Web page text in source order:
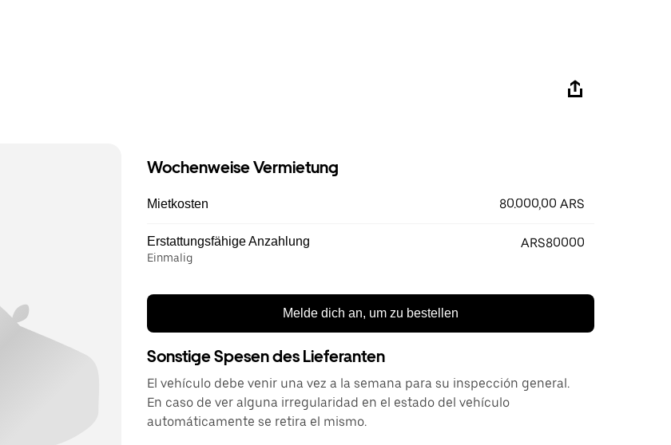
Wochenweise Vermietung
Mietkosten 80.000,00 ARS
Erstattungsfähige Anzahlung
Einmalig
ARS80000
Melde dich an, um zu bestellen
Sonstige Spesen des Lieferanten
El vehículo debe venir una vez a la semana para su inspección general.
En caso de ver alguna irregularidad en el estado del vehículo
automáticamente se retira el mismo.